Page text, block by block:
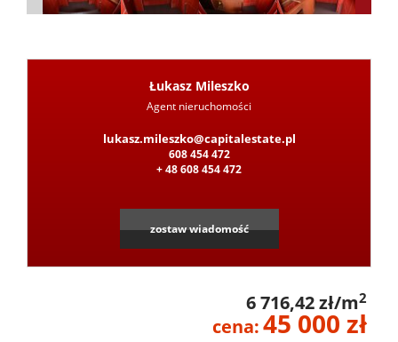
Danych
Leaflet
Łukasz Mileszko
Agent nieruchomości
lukasz.mileszko@capitalestate.pl
608 454 472
+ 48 608 454 472
zostaw wiadomość
6 716,42 zł/m2
cena:45 000 zł